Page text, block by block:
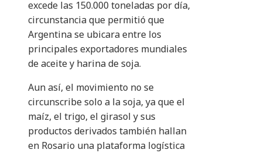
excede las 150.000 toneladas por día,
circunstancia que permitió que
Argentina se ubicara entre los
principales exportadores mundiales
de aceite y harina de soja.
Aun así, el movimiento no se
circunscribe solo a la soja, ya que el
maíz, el trigo, el girasol y sus
productos derivados también hallan
en Rosario una plataforma logística